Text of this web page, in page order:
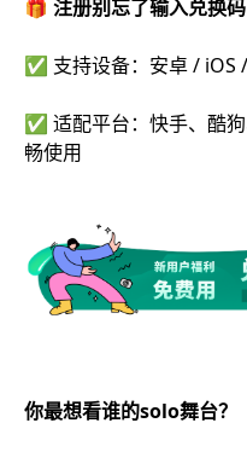
🎁 注册别忘了输入兑换
✅ 支持设备：安卓 /
✅ 适配平台：快手、酷
畅使用
你最想看谁的solo舞台？